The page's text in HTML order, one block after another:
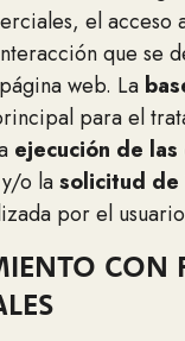
el acceso
que se
web. La
para el
ejecución de
y/o lasolicitud de
por el
CON